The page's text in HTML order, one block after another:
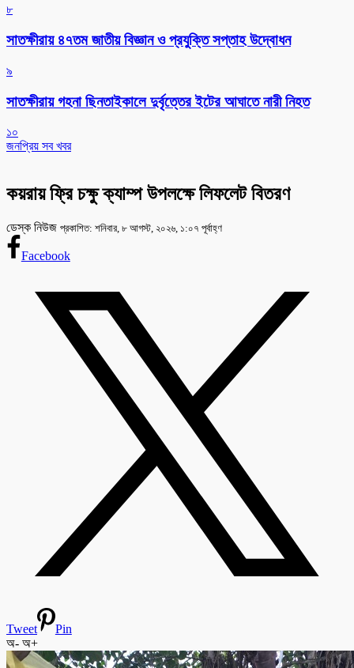
৮
সাতক্ষীরায় ৪৭তম জাতীয় বিজ্ঞান ও প্রযুক্তি সপ্তাহ উদ্বোধন
৯
সাতক্ষীরায় গহনা ছিনতাইকালে দুর্বৃত্তের ইটের আঘাতে নারী নিহত
১০
জনপ্রিয় সব খবর
কয়রায় ফ্রি চক্ষু ক্যাম্প উপলক্ষে লিফলেট বিতরণ
ডেস্ক নিউজ প্রকাশিত: শনিবার, ৮ আগস্ট, ২০২৬, ১:০৭ পূর্বাহ্ণ
Facebook
Tweet
Pin
অ- অ+